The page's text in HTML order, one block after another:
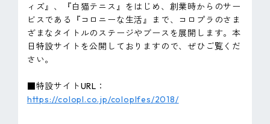
ィズ』、『白猫テニス』をはじめ、創業時からのサー
ビスである『コロニーな生活』まで、コロプラのさま
ざまなタイトルのステージやブースを展開します。本
日特設サイトを公開しておりますので、ぜひご覧くだ
さい。
■特設サイトURL：
https://colopl.co.jp/coloplfes/2018/